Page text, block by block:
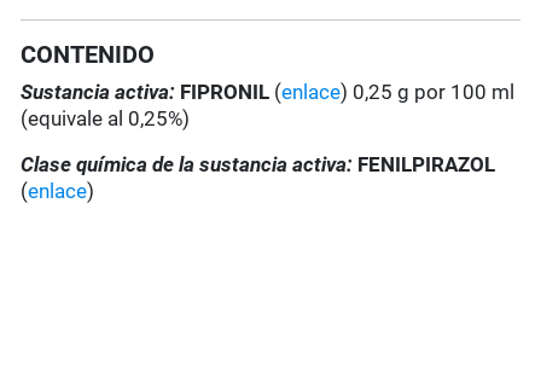
CONTENIDO
Sustancia activa: FIPRONIL (enlace) 0,25 g por 100 ml
(equivale al 0,25%)
Clase química de la sustancia activa: FENILPIRAZOL
(enlace)